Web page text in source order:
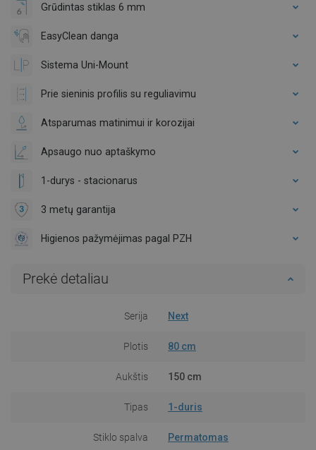
Grūdintas stiklas 6 mm
EasyClean danga
Sistema Uni-Mount
Prie sieninis profilis su reguliavimu
Atsparumas matinimui ir korozijai
Apsaugo nuo aptaškymo
1-durys - stacionarus
3 metų garantija
Higienos pažymėjimas pagal PZH
Prekė detaliau
Serija Next
Plotis 80 cm
Aukštis 150 cm
Tipas 1-duris
Stiklo spalva Permatomas